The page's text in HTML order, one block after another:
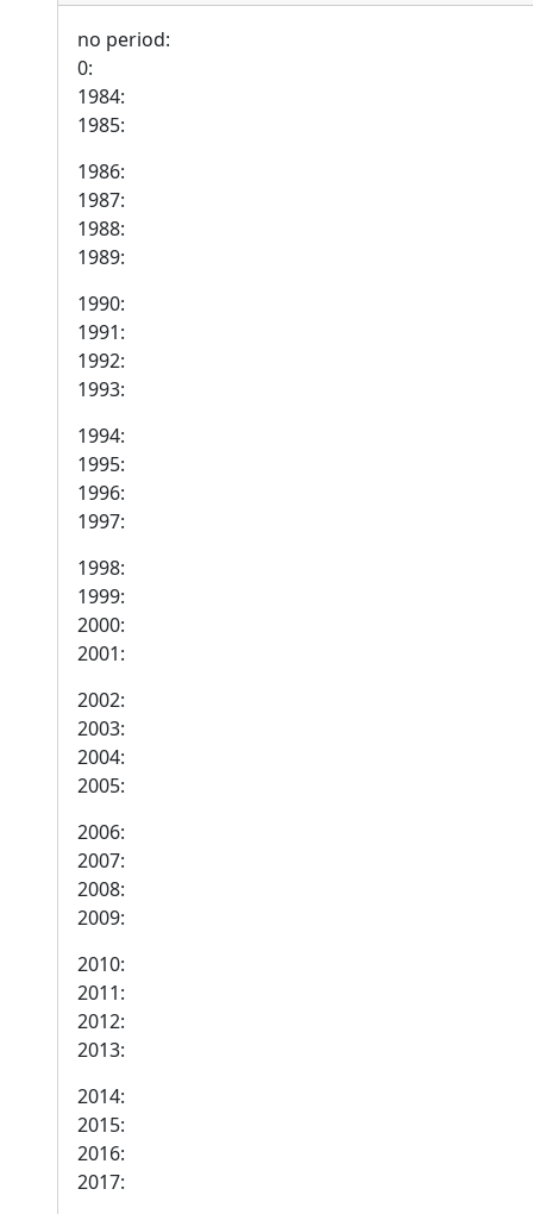
no period:
0:
1984:
1985:
1986:
1987:
1988:
1989:
1990:
1991:
1992:
1993:
1994:
1995:
1996:
1997:
1998:
1999:
2000:
2001:
2002:
2003:
2004:
2005:
2006:
2007:
2008:
2009:
2010:
2011:
2012:
2013:
2014:
2015:
2016:
2017: